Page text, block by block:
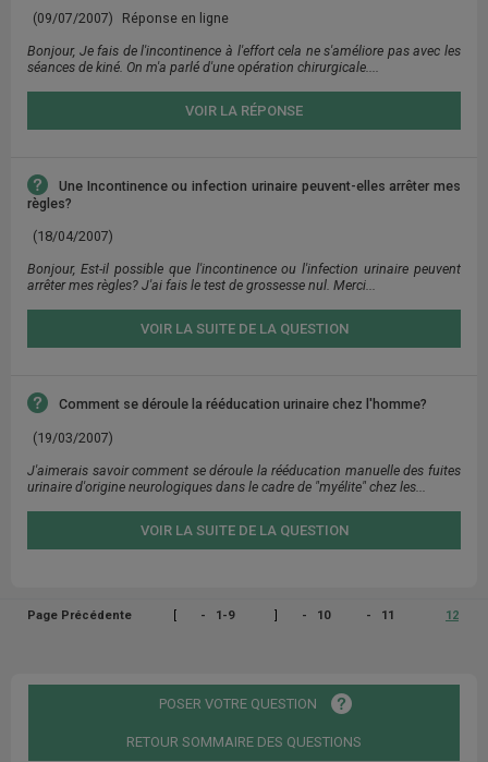
(09/07/2007)
Réponse en ligne
Bonjour, Je fais de l'incontinence à l'effort cela ne s'améliore pas avec les
séances de kiné. On m'a parlé d'une opération chirurgicale....
VOIR LA RÉPONSE
Une Incontinence ou infection urinaire peuvent-elles arrêter mes
règles?
(18/04/2007)
Bonjour, Est-il possible que l'incontinence ou l'infection urinaire peuvent
arrêter mes règles? J'ai fais le test de grossesse nul. Merci...
VOIR LA SUITE DE LA QUESTION
Comment se déroule la rééducation urinaire chez l'homme?
(19/03/2007)
J'aimerais savoir comment se déroule la rééducation manuelle des fuites
urinaire d'origine neurologiques dans le cadre de "myélite" chez les...
VOIR LA SUITE DE LA QUESTION
Page Précédente [ 1-9 ] 10 11 12
POSER VOTRE QUESTION
RETOUR SOMMAIRE DES QUESTIONS